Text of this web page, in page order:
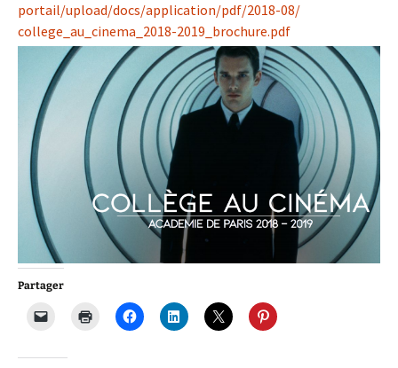
portail/upload/docs/application/pdf/2018-08/
college_au_cinema_2018-2019_ brochure.pdf
Partager